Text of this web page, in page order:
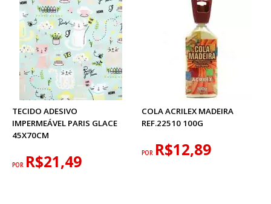
TECIDO ADESIVO
IMPERMEÁVEL PARIS GLACE
45X70CM
POR R$21,49
COLA ACRILEX MADEIRA
REF.22510 100G
POR R$12,89